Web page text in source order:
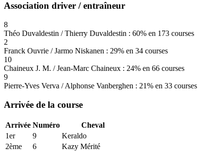
Association driver / entraîneur
8
Théo Duvaldestin / Thierry Duvaldestin : 60% en 173 courses
2
Franck Ouvrie / Jarmo Niskanen : 29% en 34 courses
10
Chaineux J. M. / Jean-Marc Chaineux : 24% en 66 courses
9
Pierre-Yves Verva / Alphonse Vanberghen : 21% en 33 courses
Arrivée de la course
Arrivée Numéro
Cheval
1er
9
Keraldo
2ème
6
Kazy Mérité